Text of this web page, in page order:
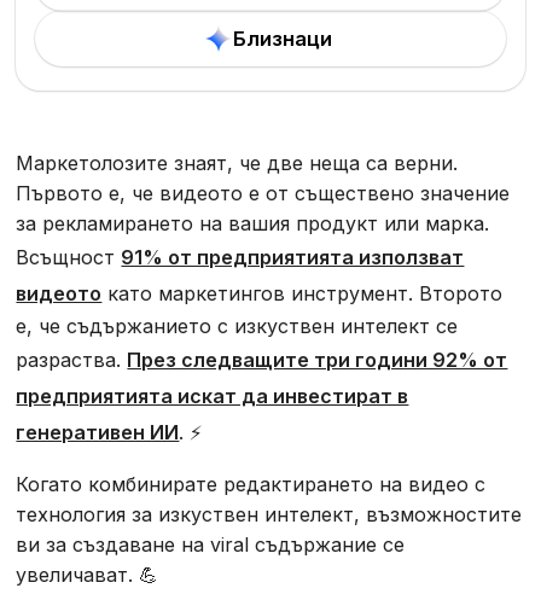
Близнаци
Маркетолозите знаят, че две неща са верни.
Първото е, че видеото е от съществено значение
за рекламирането на вашия продукт или марка.
Всъщност 91% от предприятията използват
видеото като маркетингов инструмент. Второто
е, че съдържанието с изкуствен интелект се
разраства. През следващите три години 92% от
предприятията искат да инвестират в
генеративен ИИ. ⚡
Когато комбинирате редактирането на видео с
технология за изкуствен интелект, възможностите
ви за създаване на viral съдържание се
увеличават. 💪